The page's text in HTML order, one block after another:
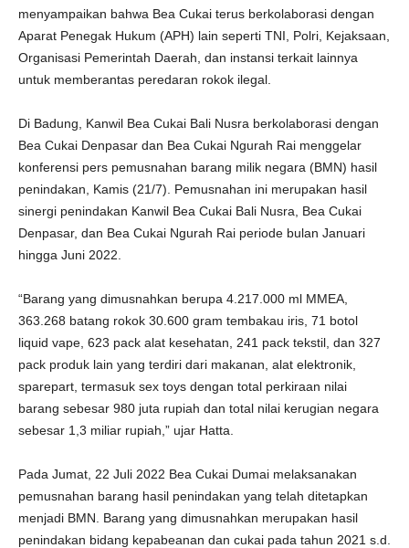
menyampaikan bahwa Bea Cukai terus berkolaborasi dengan
Aparat Penegak Hukum (APH) lain seperti TNI, Polri, Kejaksaan,
Organisasi Pemerintah Daerah, dan instansi terkait lainnya
untuk memberantas peredaran rokok ilegal.
Di Badung, Kanwil Bea Cukai Bali Nusra berkolaborasi dengan
Bea Cukai Denpasar dan Bea Cukai Ngurah Rai menggelar
konferensi pers pemusnahan barang milik negara (BMN) hasil
penindakan, Kamis (21/7). Pemusnahan ini merupakan hasil
sinergi penindakan Kanwil Bea Cukai Bali Nusra, Bea Cukai
Denpasar, dan Bea Cukai Ngurah Rai periode bulan Januari
hingga Juni 2022.
“Barang yang dimusnahkan berupa 4.217.000 ml MMEA,
363.268 batang rokok 30.600 gram tembakau iris, 71 botol
liquid vape, 623 pack alat kesehatan, 241 pack tekstil, dan 327
pack produk lain yang terdiri dari makanan, alat elektronik,
sparepart, termasuk sex toys dengan total perkiraan nilai
barang sebesar 980 juta rupiah dan total nilai kerugian negara
sebesar 1,3 miliar rupiah,” ujar Hatta.
Pada Jumat, 22 Juli 2022 Bea Cukai Dumai melaksanakan
pemusnahan barang hasil penindakan yang telah ditetapkan
menjadi BMN. Barang yang dimusnahkan merupakan hasil
penindakan bidang kepabeanan dan cukai pada tahun 2021 s.d.